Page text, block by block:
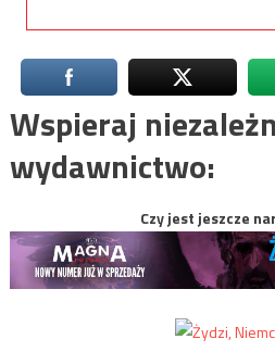
Wspieraj
wydawnictwo:
Czy jest jeszcze